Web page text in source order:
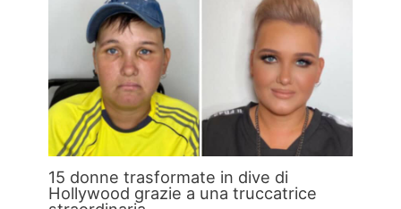
15 donne trasformate in dive di
Hollywood grazie a una truccatrice